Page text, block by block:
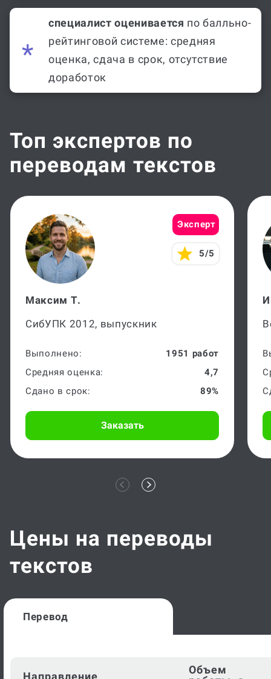
специалист оценивается по балльно-
рейтинговой системе: средняя
оценка, сдача в срок, отсутствие
доработок
Топ экспертов по
переводам текстов
Эксперт
5/5
Максим Т.
СибУПК 2012, выпускник
Выполнено:
1951 работ
Средняя оценка:
4,7
Сдано в срок:
89%
Заказать
Цены на переводы
текстов
Перевод
Направление
Объем